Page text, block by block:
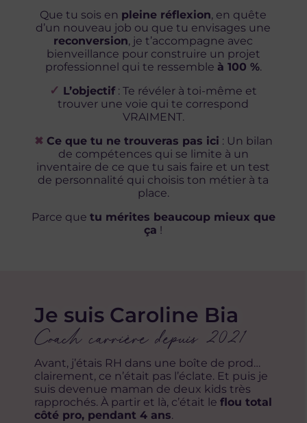
Que tu sois en pleine réflexion, en quête
d’un nouveau job ou que tu envisages une
reconversion, je t’accompagne avec
bienveillance pour construire un projet
professionnel qui te ressemble à 100 %.
✓ L’objectif: Te révéler à toi-même et
trouver une voie qui te correspond
VRAIMENT.
✖Ce que tu ne trouveras pas ici : Un bilan
de compétences qui se limite à un
inventaire de ce que tu sais faire et un test
de personnalité qui choisis ton métier à ta
place.
Parce que tu mérites beaucoup mieux que
ça !
Je suis Caroline Bia
Coach carrière depuis 2021
Avant, j’étais RH dans une boîte de prod…
clairement, ce n’était pas l’éclate. Et puis je
suis devenue maman de deux kids très
rapprochés. À partir et là, c’était le flou total
côté pro, pendant 4 ans.